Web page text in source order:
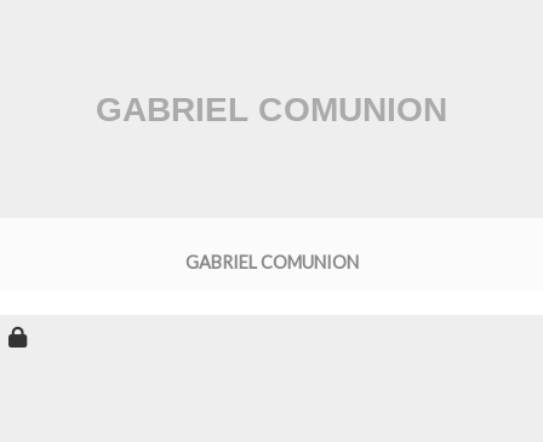
GABRIEL COMUNION